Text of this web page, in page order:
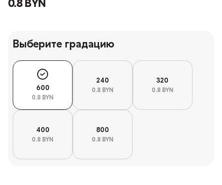
0.8 BYN
Выберите градацию
600
0.8 BYN
240
0.8 BYN
320
0.8 BYN
400
0.8 BYN
800
0.8 BYN